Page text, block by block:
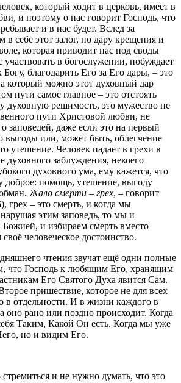
который ходит в церковь, имеет в
и поэтому о нас говорит Господь, что
и в нас будет. Вслед за
себе этот залог, по дару крещения и
которая приводит нас под своды
участвовать в богослужении, побуждает
благодарить Его за Его дары, – это
который можно этот духовный дар
пути самое главное – это отстоять
духовную решимость, это мужество не
пути Христовой любви, не
заповедей, даже если это на первый
выгоды или, может быть, облегчение
утешение. Человек падает в грехи в
духовного заблуждения, некоего
духовного ума, ему кажется, что
доброе: помощь, утешение, выгоду
Жало смерти – грех, – говорит
грех – это смерть, и когда мы
нарушая этим заповедь, то мы и
Божией, и избираем смерть вместо
человеческое достоинство.
чтения звучат ещё одни полные
что Господь к любящим Его, хранящим
Его Святого Духа явится Сам.
пришествие, которое не для всех
в отдельности. И в жизни каждого в
оно рано или поздно происходит. Когда
Таким, Какой Он есть. Когда мы уже
но и видим Его.
и не нужно думать, что это